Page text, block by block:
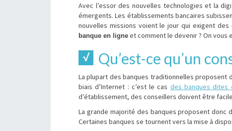
Avec l’essor des nouvelles technologies et la
émergents. Les établissements bancaires
nouvelles missions voient le jour qui exigent
banque en ligne et comment le devenir ? On vous
Qu’est-ce qu’un
La plupart des banques traditionnelles proposent
biais d’Internet : c’est le cas des banques dites
d’établissement, des conseillers doivent être
La grande majorité des banques proposent
Certaines banques se tournent vers la mise à